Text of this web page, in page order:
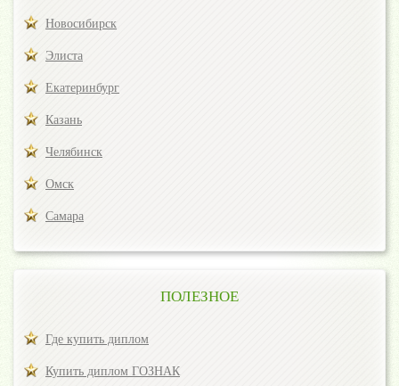
Новосибирск
Элиста
Екатеринбург
Казань
Челябинск
Омск
Самара
ПОЛЕЗНОЕ
Где купить диплом
Купить диплом ГОЗНАК